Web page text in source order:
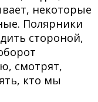
некоторые
Полярники
стороной,
смотрят,
кто мы